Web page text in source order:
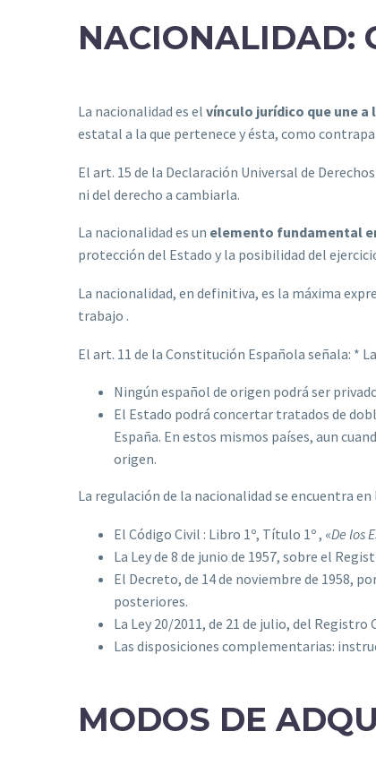
NACIONALIDAD:
La nacionalidad es el vínculo jurídico que une a
estatal a la que pertenece y ésta, como
El art. 15 de la Declaración Universal de
ni del derecho a cambiarla.
La nacionalidad es un elemento fundamental
protección del Estado y la posibilidad del
La nacionalidad, en definitiva, es la máxima
trabajo .
El art. 11 de la Constitución Española señala: *
Ningún español de origen podrá ser
El Estado podrá concertar tratados de
España. En estos mismos países, aun
origen.
La regulación de la nacionalidad se encuentra
El Código Civil : Libro 1º, Título 1º , «De los
La Ley de 8 de junio de 1957, sobre el
El Decreto, de 14 de noviembre de 1958,
posteriores.
La Ley 20/2011, de 21 de julio, del Registro
Las disposiciones complementarias:
MODOS DE